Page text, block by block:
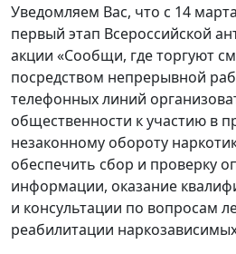
Уведомляем Вас, что с 14
первый этап Всероссийской
акции «Сообщи, где торгуют
посредством непрерывной
телефонных линий
общественности к участию в
незаконному обороту
обеспечить сбор и проверку
информации, оказание
и консультации по вопросам
реабилитации